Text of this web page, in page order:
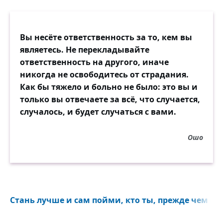
сукой.
— Да, но потом он сказал, что у него спид.
— Вот сука!!!
Вы несёте ответственность за то, кем вы
являетесь. Не перекладывайте
ответственность на другого, иначе
никогда не освободитесь от страдания.
Как бы тяжело и больно не было: это вы и
только вы отвечаете за всё, что случается,
случалось, и будет случаться с вами.
Ошо
Стань лучше и сам пойми, кто ты, прежде чем